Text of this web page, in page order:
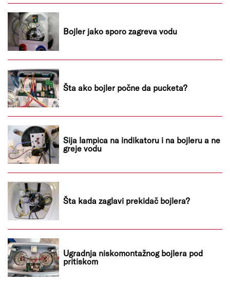
Bojler jako sporo zagreva vodu
Šta ako bojler počne da pucketa?
Sija lampica na indikatoru i na bojleru a ne
greje vodu
Šta kada zaglavi prekidač bojlera?
Ugradnja niskomontažnog bojlera pod
pritiskom